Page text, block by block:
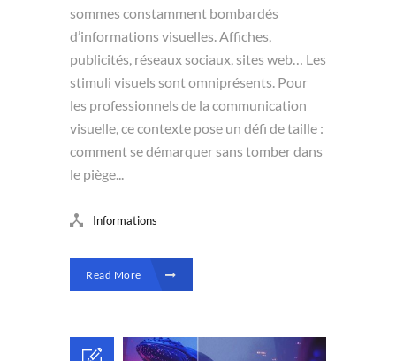
sommes constamment bombardés
d’informations visuelles. Affiches,
publicités, réseaux sociaux, sites web… Les
stimuli visuels sont omniprésents. Pour
les professionnels de la communication
visuelle, ce contexte pose un défi de taille :
comment se démarquer sans tomber dans
le piège...
Informations
Read More